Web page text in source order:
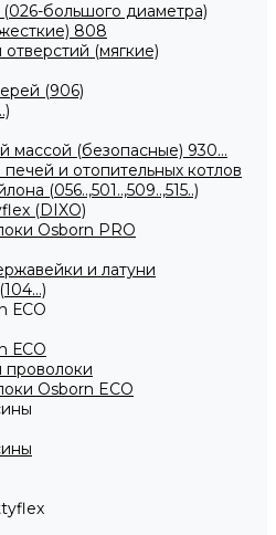
большого диаметра)
808
(мягкие)
(906)
массой (безопасные) 930...
и отопительных котлов
(056..,501..,509..,515..)
(DIXO)
Osborn PRO
и латуни
ЕСО
ЕСО
проволоки
Osborn ECO